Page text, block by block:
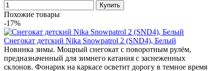
Похожие товары
-17%
Снегокат детский Nika Snowpatrol 2 (SND4), Белый
Новинка зимы. Мощный снегокат с поворотным рулём,
предназначенный для зимнего катания с заснеженных
склонов. Фонарик на каркасе осветит дорогу в темное время